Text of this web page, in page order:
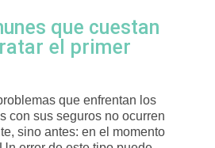
que cuestan
el primer
que enfrentan los
con sus seguros no ocurren
sino antes: en el momento